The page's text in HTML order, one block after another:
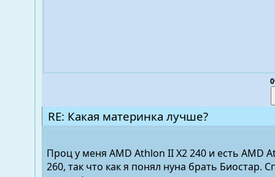
RE: Какая материнка лучше?
Проц у меня AMD Athlon II X2 240 и есть AMD
260, так что как я понял нуна брать Биостар.